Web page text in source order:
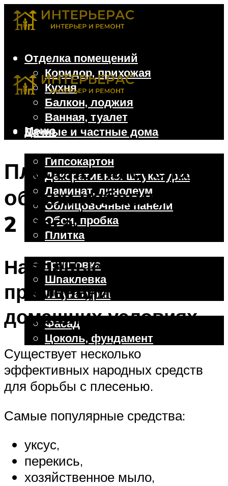
Отделка помещений
Коридор, прихожая
Кухня
Балкон, лоджия
Ванная, туалет
Дачные и частные дома
Гипсокартон
Декоративная штукатурка
Ламинат, линолеум
Облицовочные панели
Обои, пробка
Плитка
Грунтовка
Шпаклевка
Штукатурка
Фасад
Цоколь, фундамент
Меню
Меню
Плесень на стенах и
обоях: избавление в
2 шага
Народные методы для
применения в
домашних условиях
Существует несколько
эффективных народных средств
для борьбы с плесенью.
Самые популярные средства:
уксус,
перекись,
хозяйственное мыло,